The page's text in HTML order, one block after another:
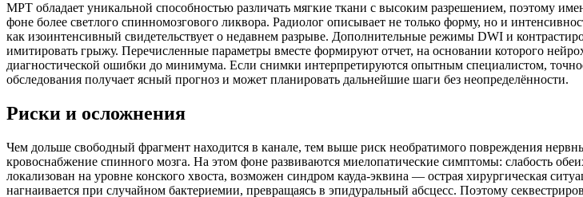
МРТ обладает уникальной способностью различать мягкие ткани с высоким разрешением, поэтому
фоне более светлого спинномозгового ликвора. Радиолог описывает не только форму, но и
как изоинтенсивный свидетельствует о недавнем разрыве. Дополнительные режимы DWI и
имитировать грыжу. Перечисленные параметры вместе формируют отчет, на основании которого
диагностической ошибки до минимума. Если снимки интерпретируются опытным специалистом,
обследования получает ясный прогноз и может планировать дальнейшие шаги без неопределённости.
Риски и осложнения
Чем дольше свободный фрагмент находится в канале, тем выше риск необратимого повреждения
кровоснабжение спинного мозга. На этом фоне развиваются миелопатические симптомы: слабость
локализован на уровне конского хвоста, возможен синдром кауда-эквина — острая хирургическая
нагнаивается при случайном бактериемии, превращаясь в эпидуральный абсцесс. Поэтому